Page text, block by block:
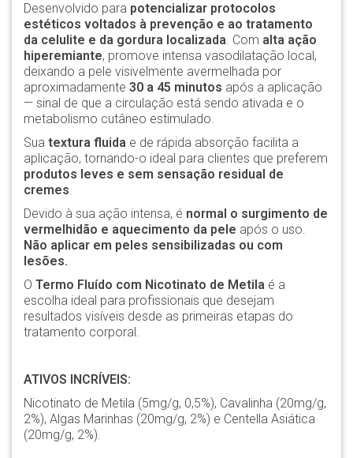
Desenvolvido para potencializar protocolos
estéticos voltados à prevenção e ao tratamento
da celulite e da gordura localizada. Com alta ação
hiperemiante, promove intensa vasodilatação local,
deixando a pele visivelmente avermelhada por
aproximadamente 30 a 45 minutos após a aplicação
— sinal de que a circulação está sendo ativada e o
metabolismo cutâneo estimulado.
Sua textura fluida e de rápida absorção facilita a
aplicação, tornando-o ideal para clientes que preferem
produtos leves e sem sensação residual de
cremes.
Devido à sua ação intensa, é normal o surgimento de
vermelhidão e aquecimento da pele após o uso.
Não aplicar em peles sensibilizadas ou com
lesões.
O Termo Fluído com Nicotinato de Metila é a
escolha ideal para profissionais que desejam
resultados visíveis desde as primeiras etapas do
tratamento corporal.
ATIVOS INCRÍVEIS:
Nicotinato de Metila (5mg/g, 0,5%), Cavalinha (20mg/g,
2%), Algas Marinhas (20mg/g, 2%) e Centella Asiática
(20mg/g, 2%).